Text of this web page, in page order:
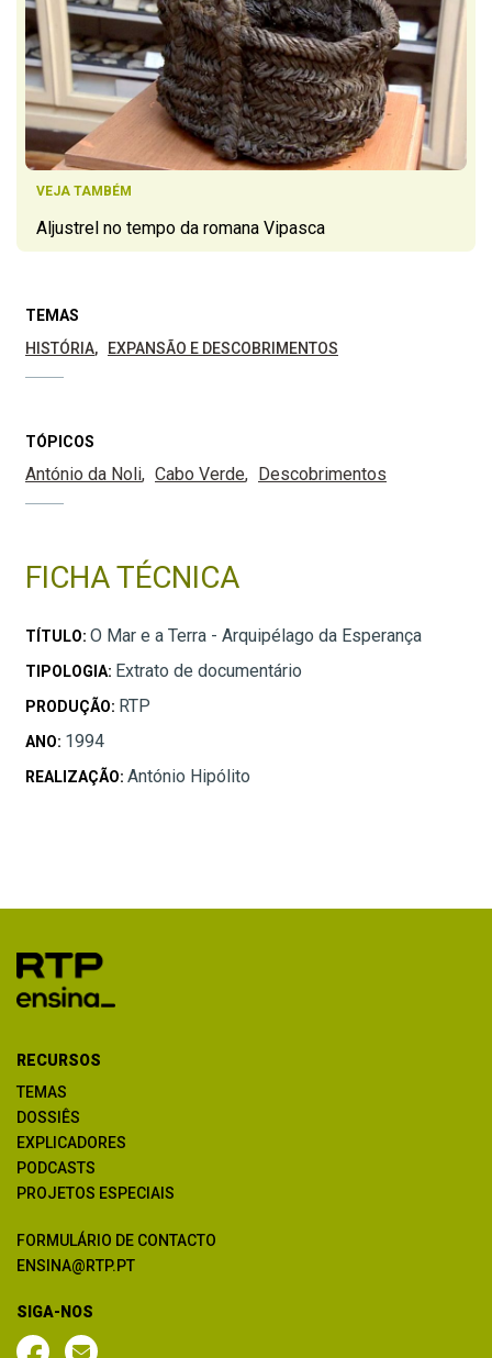
VEJA TAMBÉM
Aljustrel no tempo da romana Vipasca
TEMAS
HISTÓRIA
EXPANSÃO E DESCOBRIMENTOS
TÓPICOS
António da Noli Cabo Verde Descobrimentos
FICHA TÉCNICA
TÍTULO: O Mar e a Terra - Arquipélago da Esperança
TIPOLOGIA: Extrato de documentário
PRODUÇÃO: RTP
ANO: 1994
REALIZAÇÃO: António Hipólito
RECURSOS
TEMAS
DOSSIÊS
EXPLICADORES
PODCASTS
PROJETOS ESPECIAIS
FORMULÁRIO DE CONTACTO
ENSINA@RTP.PT
SIGA-NOS